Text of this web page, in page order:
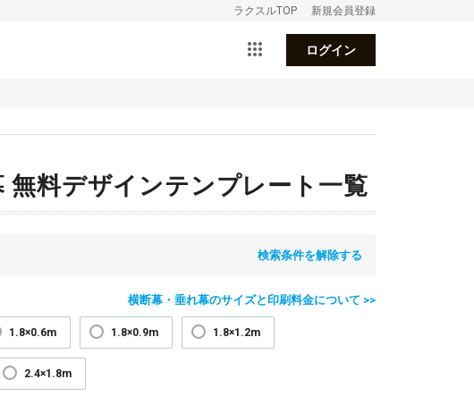
ラクスルTOP 新規会員登録
ログイン
無料デザインテンプレート一覧
検索条件を解除する
横断幕・垂れ幕のサイズと印刷料金について >>
1.8×0.6m 1.8×0.9m 1.8×1.2m
2.4×1.8m